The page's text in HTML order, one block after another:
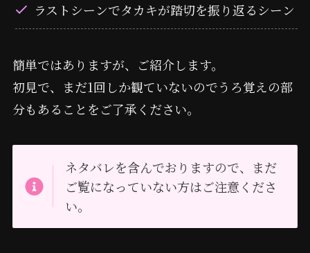
ラストシーンでタカキが踏切を振り返るシーン
簡単ではありますが、ご紹介します。
初見で、まだ1回しか観ていないのでうろ覚えの部
分もあることをご了承ください。
ネタバレを含んでおりますので、まだ
ご覧になっていない方はご注意くださ
い。